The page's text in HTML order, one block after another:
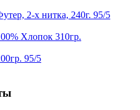
2-х нитка, 240г. 95/5
Хлопок 310гр.
95/5